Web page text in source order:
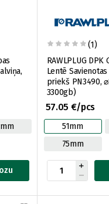
(1)
RAWLPLUG
Lentē
priekš PN3490,
3300gb)
57.05 €/pcs
51mm
75mm